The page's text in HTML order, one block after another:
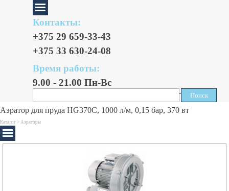
Контакты:
+375 29 659-33-43
+375 33 630-24-08
Время работы:
9.00 - 21.00 Пн-Вс
Поиск
Поиск
Аэратор для пруда HG370C, 1000 л/м, 0,15 бар, 370 вт
Каталог > Аэраторы